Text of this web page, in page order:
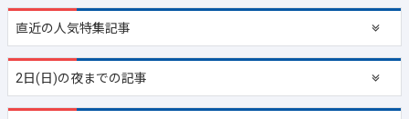
直近の人気特集記事
2日(日)の夜までの記事